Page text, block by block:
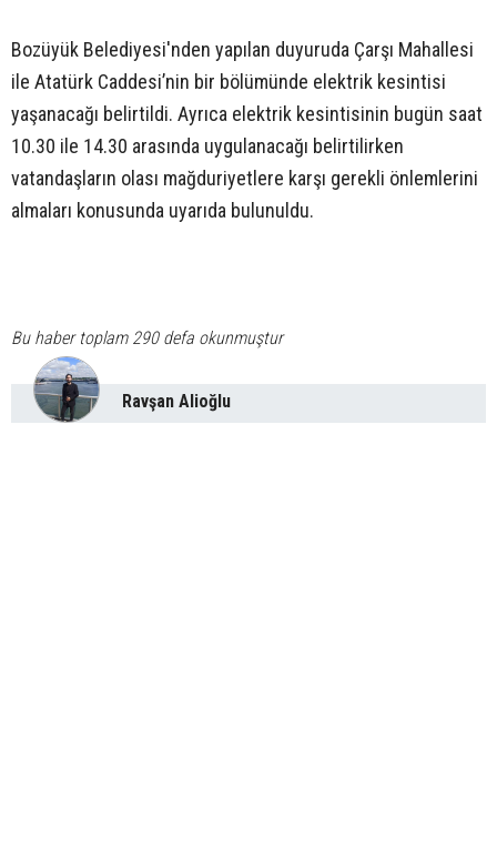
Bozüyük Belediyesi'nden yapılan duyuruda Çarşı Mahallesi
ile Atatürk Caddesi’nin bir bölümünde elektrik kesintisi
yaşanacağı belirtildi. Ayrıca elektrik kesintisinin bugün saat
10.30 ile 14.30 arasında uygulanacağı belirtilirken
vatandaşların olası mağduriyetlere karşı gerekli önlemlerini
almaları konusunda uyarıda bulunuldu.
Bu haber toplam 290 defa okunmuştur
Ravşan Alioğlu